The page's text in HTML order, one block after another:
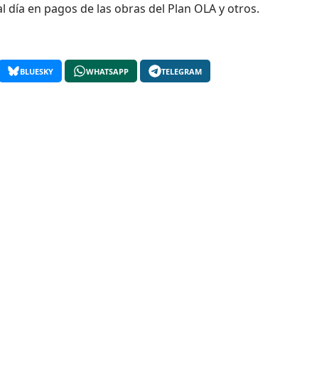
día en pagos de las obras del Plan OLA y otros.
BLUESKY WHATSAPP TELEGRAM